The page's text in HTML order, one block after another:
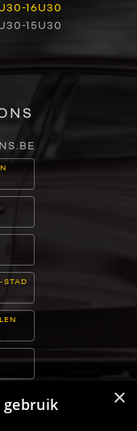
16U30
15U30
STAD
×
gebruik